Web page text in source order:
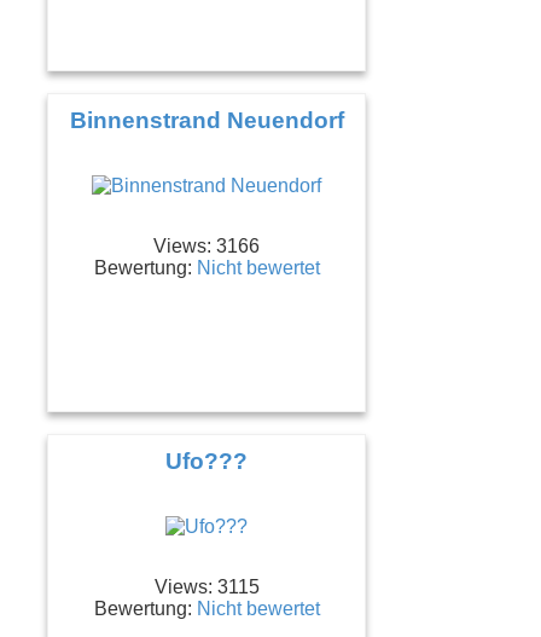
Binnenstrand Neuendorf
Views: 3166
Bewertung: Nicht bewertet
Ufo???
Views: 3115
Bewertung: Nicht bewertet